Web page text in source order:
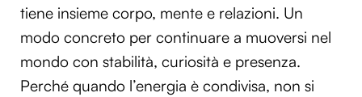
tiene insieme corpo, mente e relazioni. Un
modo concreto per continuare a muoversi nel
mondo con stabilità, curiosità e presenza.
Perché quando l’energia è condivisa, non si